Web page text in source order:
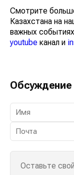
Смотрите
Казахстана на
важных
youtube канал и
Обсуждение